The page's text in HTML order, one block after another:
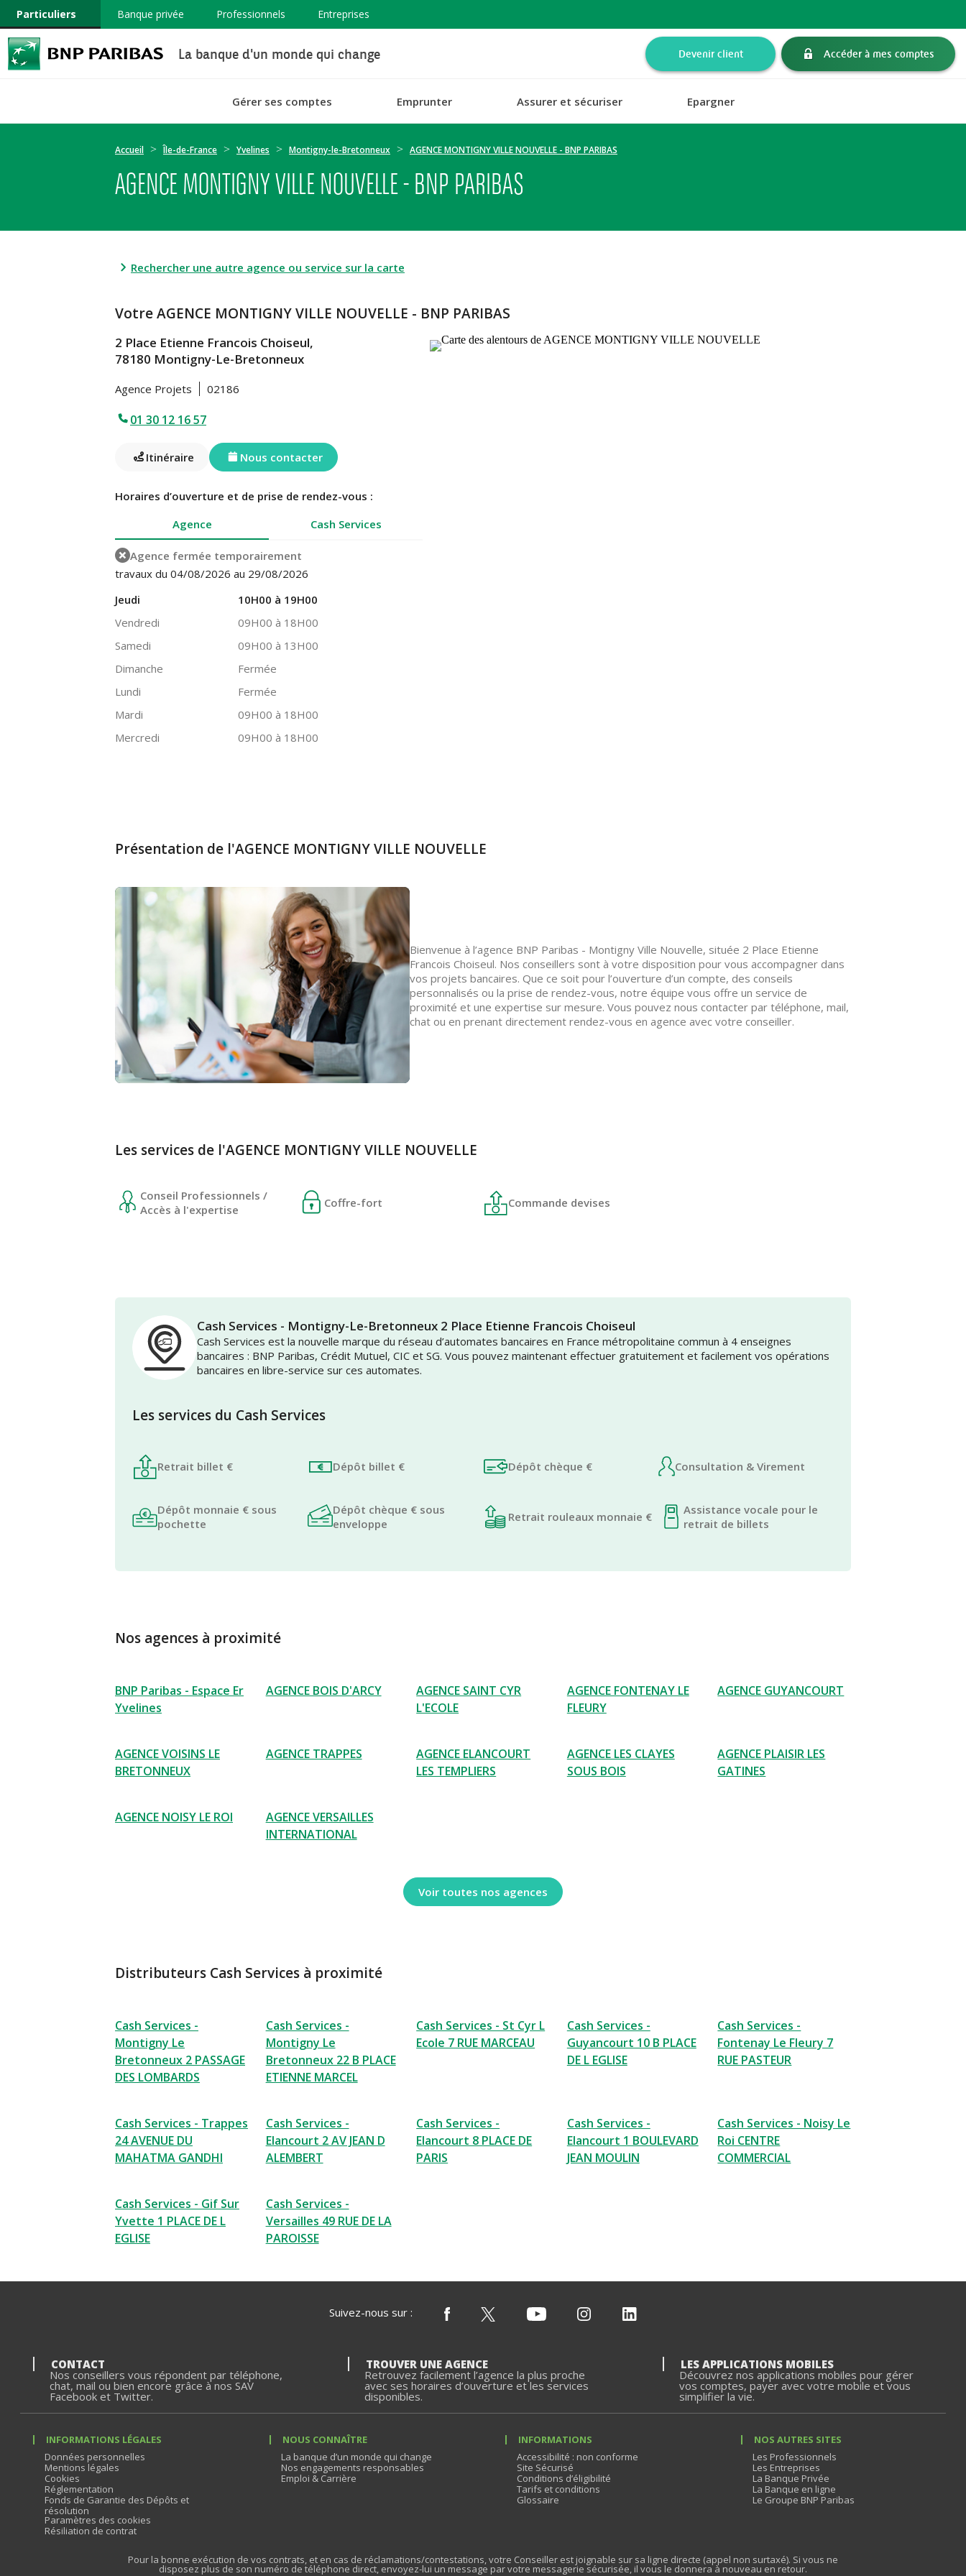
Particuliers Banque privée Professionnels Entreprises
La banque d'un monde qui change Devenir client Accéder à mes comptes
Gérer ses comptes Emprunter Assurer et sécuriser Epargner
Accueil Île-de-France Yvelines Montigny-le-Bretonneux AGENCE MONTIGNY VILLE NOUVELLE - BNP PARIBAS
AGENCE MONTIGNY VILLE NOUVELLE - BNP PARIBAS
Rechercher une autre agence ou service sur la carte
Votre AGENCE MONTIGNY VILLE NOUVELLE - BNP PARIBAS
2 Place Etienne Francois Choiseul,
78180 Montigny-Le-Bretonneux
Agence Projets 02186
01 30 12 16 57
Itinéraire Nous contacter
Horaires d’ouverture et de prise de rendez-vous :
Agence
Cash Services
Agence fermée temporairement
travaux du 04/08/2026 au 29/08/2026
Jeudi
10H00 à 19H00
Vendredi
09H00 à 18H00
Samedi
09H00 à 13H00
Dimanche
Fermée
Lundi
Fermée
Mardi
09H00 à 18H00
Mercredi
09H00 à 18H00
Présentation de l'AGENCE MONTIGNY VILLE NOUVELLE
Bienvenue à l’agence BNP Paribas - Montigny Ville Nouvelle, située 2 Place Etienne
Francois Choiseul. Nos conseillers sont à votre disposition pour vous accompagner dans
vos projets bancaires. Que ce soit pour l’ouverture d’un compte, des conseils
personnalisés ou la prise de rendez-vous, notre équipe vous offre un service de
proximité et une expertise sur mesure. Vous pouvez nous contacter par téléphone, mail,
chat ou en prenant directement rendez-vous en agence avec votre conseiller.
Les services de l'AGENCE MONTIGNY VILLE NOUVELLE
Conseil Professionnels /
Accès à l'expertise
Coffre-fort Commande devises
Cash Services - Montigny-Le-Bretonneux 2 Place Etienne Francois Choiseul
Cash Services est la nouvelle marque du réseau d’automates bancaires en France métropolitaine commun à 4 enseignes
bancaires : BNP Paribas, Crédit Mutuel, CIC et SG. Vous pouvez maintenant effectuer gratuitement et facilement vos opérations
bancaires en libre-service sur ces automates.
Les services du Cash Services
Retrait billet € Dépôt billet € Dépôt chèque € Consultation & Virement
Dépôt monnaie € sous
pochette
Dépôt chèque € sous
enveloppe
Retrait rouleaux monnaie €
Assistance vocale pour le
retrait de billets
Nos agences à proximité
BNP Paribas - Espace Er
Yvelines
AGENCE BOIS D'ARCY
AGENCE SAINT CYR
L'ECOLE
AGENCE FONTENAY LE
FLEURY
AGENCE GUYANCOURT
AGENCE VOISINS LE
BRETONNEUX
AGENCE TRAPPES
AGENCE ELANCOURT
LES TEMPLIERS
AGENCE LES CLAYES
SOUS BOIS
AGENCE PLAISIR LES
GATINES
AGENCE NOISY LE ROI
AGENCE VERSAILLES
INTERNATIONAL
Voir toutes nos agences
Distributeurs Cash Services à proximité
Cash Services -
Montigny Le
Bretonneux 2 PASSAGE
DES LOMBARDS
Cash Services -
Montigny Le
Bretonneux 22 B PLACE
ETIENNE MARCEL
Cash Services - St Cyr L
Ecole 7 RUE MARCEAU
Cash Services -
Guyancourt 10 B PLACE
DE L EGLISE
Cash Services -
Fontenay Le Fleury 7
RUE PASTEUR
Cash Services - Trappes
24 AVENUE DU
MAHATMA GANDHI
Cash Services -
Elancourt 2 AV JEAN D
ALEMBERT
Cash Services -
Elancourt 8 PLACE DE
PARIS
Cash Services -
Elancourt 1 BOULEVARD
JEAN MOULIN
Cash Services - Noisy Le
Roi CENTRE
COMMERCIAL
Cash Services - Gif Sur
Yvette 1 PLACE DE L
EGLISE
Cash Services -
Versailles 49 RUE DE LA
PAROISSE
Suivez-nous sur :
CONTACT
Nos conseillers vous répondent par téléphone,
chat, mail ou bien encore grâce à nos SAV
Facebook et Twitter.
TROUVER UNE AGENCE
Retrouvez facilement l’agence la plus proche
avec ses horaires d’ouverture et les services
disponibles.
LES APPLICATIONS MOBILES
Découvrez nos applications mobiles pour gérer
vos comptes, payer avec votre mobile et vous
simplifier la vie.
INFORMATIONS LÉGALES
Données personnelles
Mentions légales
Cookies
Réglementation
Fonds de Garantie des Dépôts et
résolution
Paramètres des cookies
Résiliation de contrat
NOUS CONNAÎTRE
La banque d’un monde qui change
Nos engagements responsables
Emploi & Carrière
INFORMATIONS
Accessibilité : non conforme
Site Sécurisé
Conditions d’éligibilité
Tarifs et conditions
Glossaire
NOS AUTRES SITES
Les Professionnels
Les Entreprises
La Banque Privée
La Banque en ligne
Le Groupe BNP Paribas
Pour la bonne exécution de vos contrats, et en cas de réclamations/contestations, votre Conseiller est joignable sur sa ligne directe (appel non surtaxé). Si vous ne
disposez plus de son numéro de téléphone direct, envoyez-lui un message par votre messagerie sécurisée, il vous le donnera à nouveau en retour.